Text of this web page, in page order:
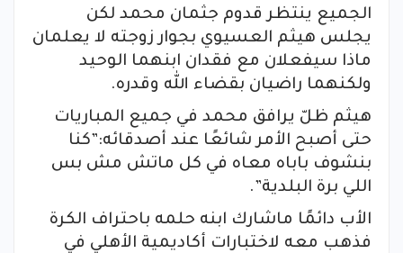
الجميع ينتظر قدوم جثمان محمد لكن
يجلس هيثم العسيوي بجوار زوجته لا يعلمان
ماذا سيفعلان مع فقدان ابنهما الوحيد
ولكنهما راضيان بقضاء الله وقدره.
هيثم ظلّ يرافق محمد في جميع المباريات
حتى أصبح الأمر شائعًا عند أصدقائه:”كنا
بنشوف باباه معاه في كل ماتش مش بس
اللي برة البلدية”.
الأب دائمًا ماشارك ابنه حلمه باحتراف الكرة
فذهب معه لاختبارات أكاديمية الأهلي في